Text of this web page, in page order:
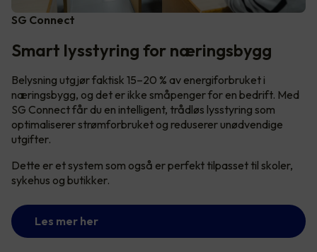
SG Connect
Smart lysstyring for næringsbygg
Belysning utgjør faktisk 15–20 % av energiforbruket i
næringsbygg, og det er ikke småpenger for en bedrift. Med
SG Connect får du en intelligent, trådløs lysstyring som
optimaliserer strømforbruket og reduserer unødvendige
utgifter.
Dette er et system som også er perfekt tilpasset til skoler,
sykehus og butikker.
Les mer her